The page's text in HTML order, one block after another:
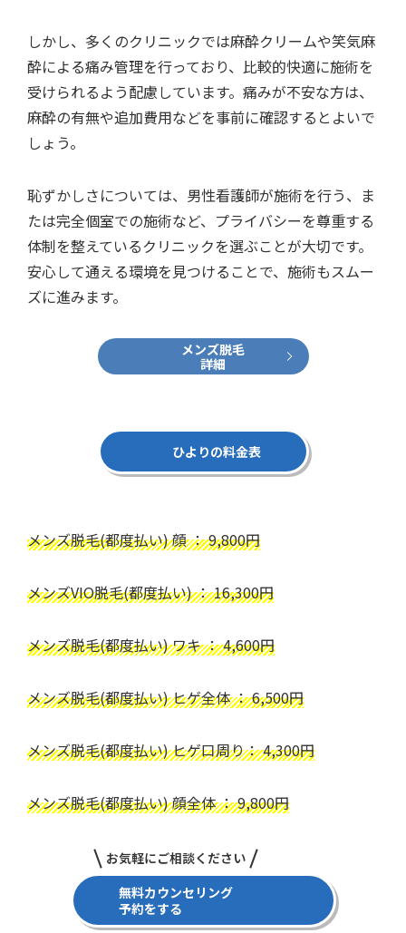
しかし、多くのクリニックでは麻酔クリームや笑気麻
酔による痛み管理を行っており、比較的快適に施術を
受けられるよう配慮しています。痛みが不安な方は、
麻酔の有無や追加費用などを事前に確認するとよいで
しょう。
恥ずかしさについては、男性看護師が施術を行う、ま
たは完全個室での施術など、プライバシーを尊重する
体制を整えているクリニックを選ぶことが大切です。
安心して通える環境を見つけることで、施術もスムー
ズに進みます。
メンズ脱毛
詳細
ひよりの料金表
メンズ脱毛(都度払い) 顔 ： 9,800円
メンズVIO脱毛(都度払い) ： 16,300円
メンズ脱毛(都度払い) ワキ ： 4,600円
メンズ脱毛(都度払い) ヒゲ全体 ： 6,500円
メンズ脱毛(都度払い) ヒゲ口周り： 4,300円
メンズ脱毛(都度払い) 顔全体 ： 9,800円
お気軽にご相談ください
無料カウンセリング
予約をする